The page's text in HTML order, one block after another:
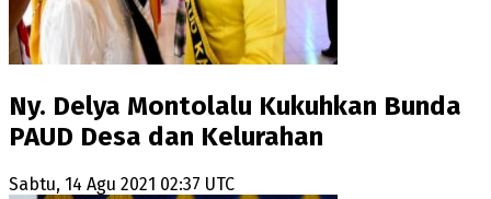
Ny. Delya Montolalu Kukuhkan Bunda
PAUD Desa dan Kelurahan
Sabtu, 14 Agu 2021 02:37 UTC